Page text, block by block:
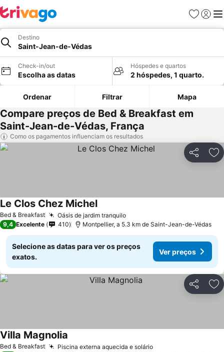
Favoritos
Iniciar
Destino
Saint-Jean-de-Védas
Check-in/out
Escolha as datas
Hóspedes e quartos
2 hóspedes, 1 quarto.
Ordenar Filtrar Mapa
Compare preços de Bed & Breakfast em
Saint-Jean-de-Védas, França
Como os pagamentos influenciam os resultados
Partilhar
Bed & Breakfast Oásis de jardim tranquilo
Le Clos Chez Michel
9,4 Excelente 410 Montpellier, a 5.3 km de Saint-Jean-de-Védas
Selecione as datas para ver os preços
exatos.
Ver preços
Partilhar
Bed & Breakfast Piscina externa aquecida e solário
Villa Magnolia